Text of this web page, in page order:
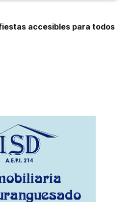
accesibles para todos